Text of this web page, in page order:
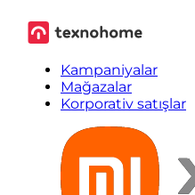
Kampaniyalar
Mağazalar
Korporativ satışlar